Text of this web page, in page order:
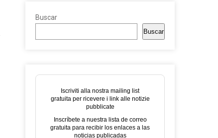
Buscar
Buscar
Iscriviti alla nostra mailing list
gratuita per ricevere i link alle notizie
pubblicate
Inscríbete a nuestra lista de correo
gratuita para recibir los enlaces a las
noticias publicadas